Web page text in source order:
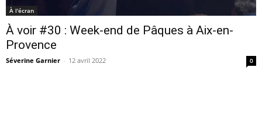
À l'écran
À voir #30 : Week-end de Pâques à Aix-en-
Provence
Séverine Garnier - 12 avril 2022 0